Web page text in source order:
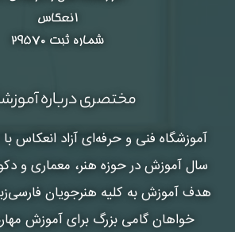
انعکاس
شماره ثبت ۲۹۵۷۰
مختصری درباره
آموزشگاه فنی و حرفه‌ای آزاد انعکاس
سال آموزش در حوزه هنر، معماری و
هدف آموزش به کلیه هنرجویان
خواهان گامی بزرگ برای آموزش